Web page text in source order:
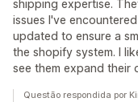
shipping expertise.
issues I've
updated to ensure a
the shopify system. I
see them expand their
Questão respondida por